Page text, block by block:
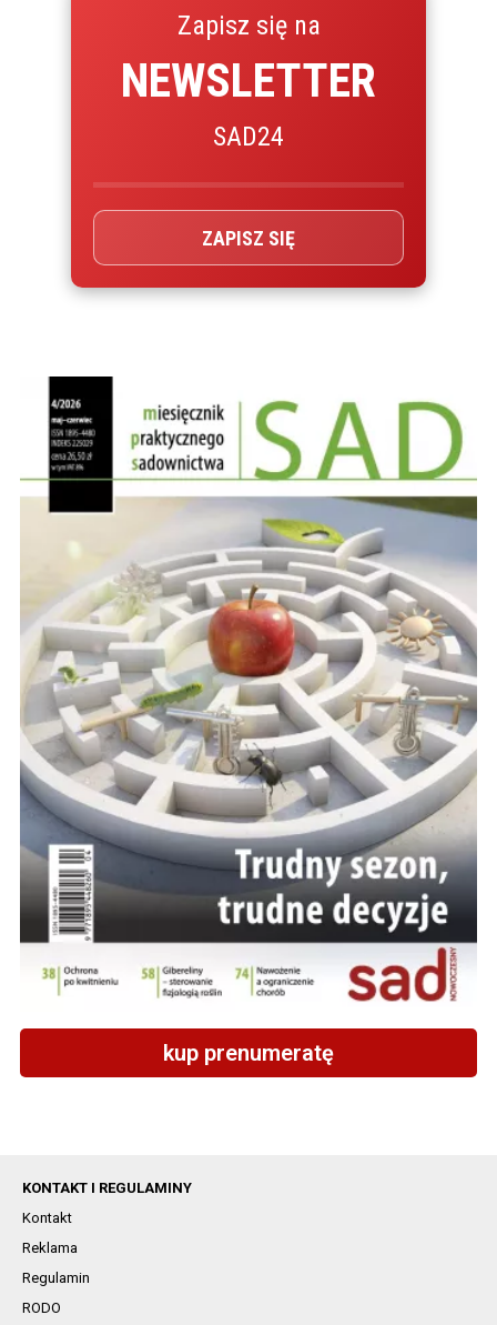
Zapisz się na
NEWSLETTER
SAD24
ZAPISZ SIĘ
kup prenumeratę
KONTAKT I REGULAMINY
Kontakt
Reklama
Regulamin
RODO